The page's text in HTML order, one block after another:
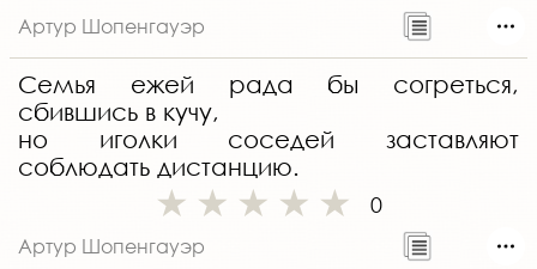
Артур Шопенгауэр
Семья ежей рада бы согреться,
сбившись в кучу,
но иголки соседей заставляют
соблюдать дистанцию.
0
Артур Шопенгауэр